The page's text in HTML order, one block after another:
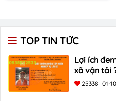
3533
TOP TIN TỨC
Lợi ích
xã vận tải
25338 01-